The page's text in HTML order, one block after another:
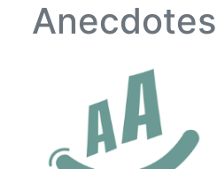
Anecdotes